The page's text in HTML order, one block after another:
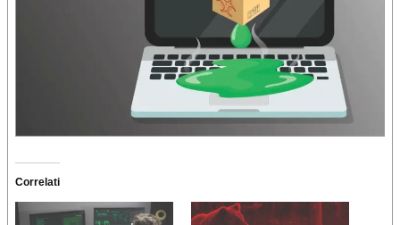
Correlati